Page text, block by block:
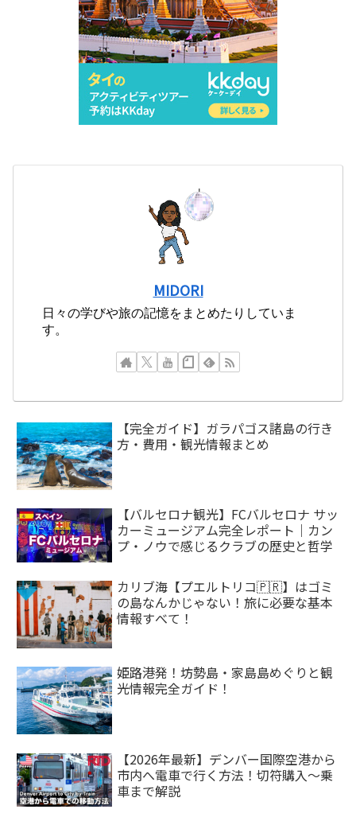
MIDORI
日々の学びや旅の記憶をまとめたりしていま
す。
【完全ガイド】ガラパゴス諸島の行き
方・費用・観光情報まとめ
【バルセロナ観光】FCバルセロナ サッ
カーミュージアム完全レポート｜カン
プ・ノウで感じるクラブの歴史と哲学
カリブ海【プエルトリコ🇵🇷】はゴミ
の島なんかじゃない！旅に必要な基本
情報すべて！
姫路港発！坊勢島・家島島めぐりと観
光情報完全ガイド！
【2026年最新】デンバー国際空港から
市内へ電車で行く方法！切符購入〜乗
車まで解説